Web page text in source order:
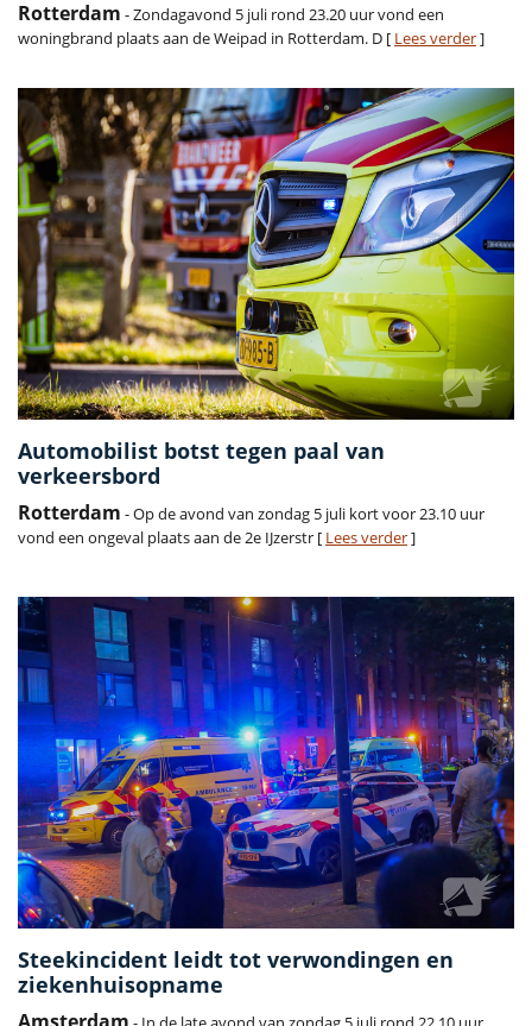
Rotterdam - Zondagavond 5 juli rond 23.20 uur vond een
woningbrand plaats aan de Weipad in Rotterdam. D [ Lees verder]
Automobilist botst tegen paal van
verkeersbord
Rotterdam - Op de avond van zondag 5 juli kort voor 23.10 uur
vond een ongeval plaats aan de 2e IJzerstr [ Lees verder]
Steekincident leidt tot verwondingen en
ziekenhuisopname